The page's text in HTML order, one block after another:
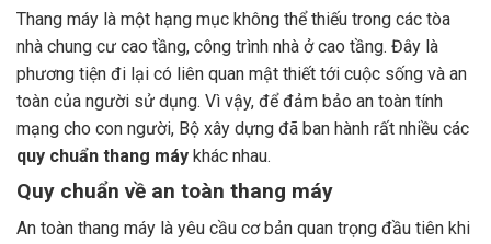
Thang máy là một hạng mục không thể thiếu trong các tòa
nhà chung cư cao tầng, công trình nhà ở cao tầng. Đây là
phương tiện đi lại có liên quan mật thiết tới cuộc sống và an
toàn của người sử dụng. Vì vậy, để đảm bảo an toàn tính
mạng cho con người, Bộ xây dựng đã ban hành rất nhiều các
quy chuẩn thang máy khác nhau.
Quy chuẩn về an toàn thang máy
An toàn thang máy là yêu cầu cơ bản quan trọng đầu tiên khi